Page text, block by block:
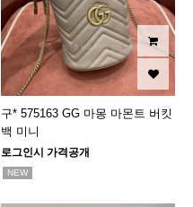
구* 575163 GG 마몽 마몬트 버킷
백 미니
로그인시 가격공개
NEW